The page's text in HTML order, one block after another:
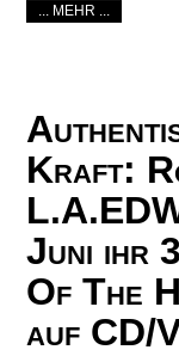
... MEHR ...
Kraft:
Juni ihr
Of The
auf CD/